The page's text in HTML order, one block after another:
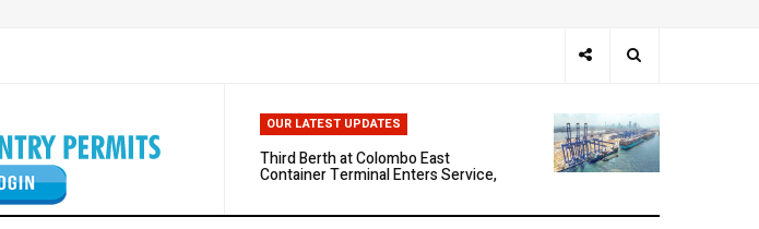
OUR LATEST UPDATES
Third Berth at Colombo East
Container Terminal Enters Service,